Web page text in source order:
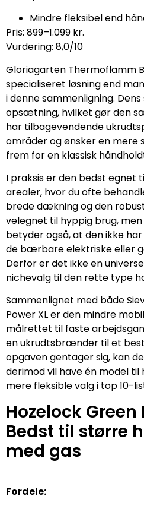
Mindre fleksibel end
Pris: 899–1.099 kr.
Vurdering: 8,0/10
Gloriagarten Thermoflamm
specialiseret løsning end
i denne sammenligning.
opsætning, hvilket gør den
har tilbagevendende
områder og ønsker en
frem for en klassisk
I praksis er den bedst egnet
arealer, hvor du ofte
brede dækning og den
velegnet til hyppig brug,
betyder også, at den ikke
de bærbare elektriske eller
Derfor er det ikke en
nichevalg til den rette type
Sammenlignet med både
Power XL er den mindre
målrettet til faste
en ukrudtsbrænder til et
opgaven gentager sig, kan
derimod vil have én model til
mere fleksible valg i top 10-
Hozelock Green
Bedst til større
med gas
Fordele: